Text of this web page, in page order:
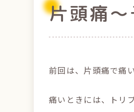
片頭痛
前回は、片頭痛で痛
痛いときには、トリ